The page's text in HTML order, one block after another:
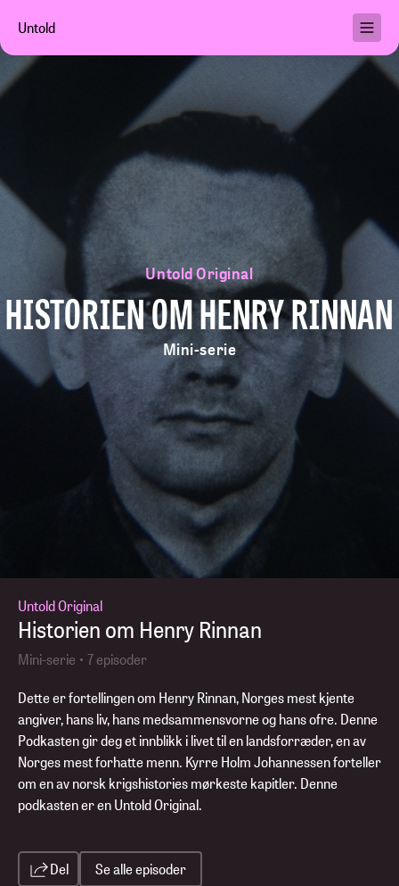
Untold
Podkaster
Brukervilkår
Hjelp
Min konto
Kjøp abonnement
Untold Original
HISTORIEN OM HENRY RINNAN
Mini-serie
Untold Original
Historien om Henry Rinnan
Mini-serie • 7 episoder
Dette er fortellingen om Henry Rinnan, Norges mest kjente
angiver, hans liv, hans medsammensvorne og hans ofre. Denne
Podkasten gir deg et innblikk i livet til en landsforræder, en av
Norges mest forhatte menn. Kyrre Holm Johannessen forteller
om en av norsk krigshistories mørkeste kapitler. Denne
podkasten er en Untold Original.
Del Se alle episoder